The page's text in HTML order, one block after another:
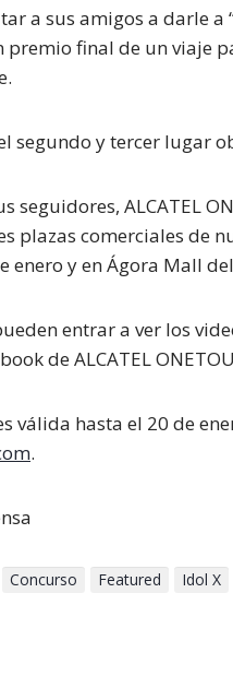
a sus amigos a darle
final de un viaje
segundo y tercer lugar
seguidores, ALCATEL
plazas comerciales de
enero y en Ágora Mall
entrar a ver los
de ALCATEL
válida hasta el 20 de
.
Concurso Featured Idol X